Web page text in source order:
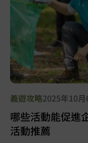
義遊攻略2025年10月
哪些活動能促進
活動推薦